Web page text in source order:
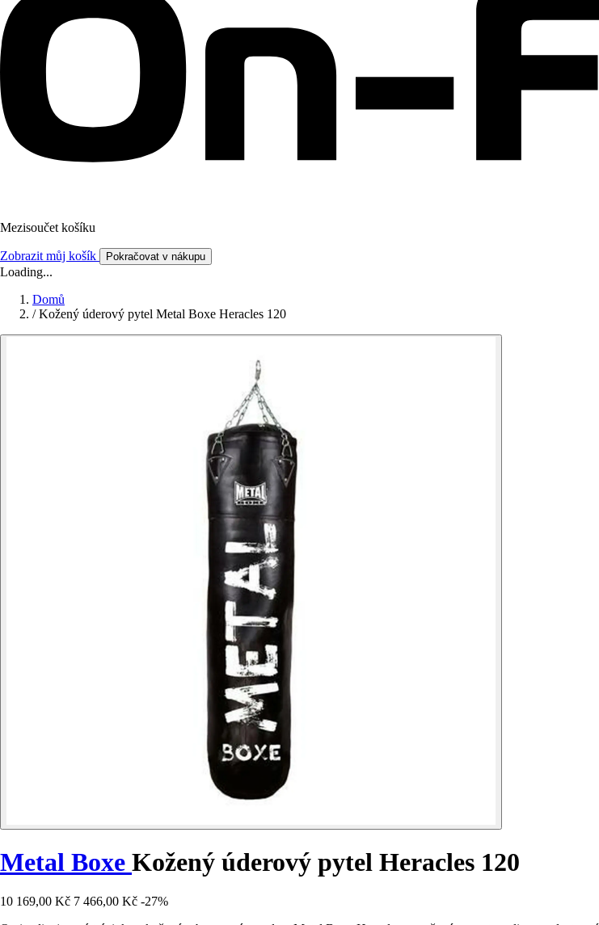
Mezisoučet košíku
Zobrazit můj košík Pokračovat v nákupu
Loading...
Domů
/ Kožený úderový pytel Metal Boxe Heracles 120
Metal Boxe Kožený úderový pytel Heracles 120
10 169,00 Kč 7 466,00 Kč -27%